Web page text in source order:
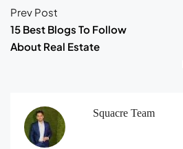
Prev Post
15 Best Blogs To Follow
About Real Estate
Squacre Team